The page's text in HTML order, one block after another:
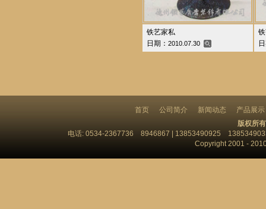
铁艺家私
日期： 2010.07.30
首页 公司简介 新闻动态
产品展示
版权所
电话: 0534-2367736 8946867 | 13853490925
Copyright 2001 -